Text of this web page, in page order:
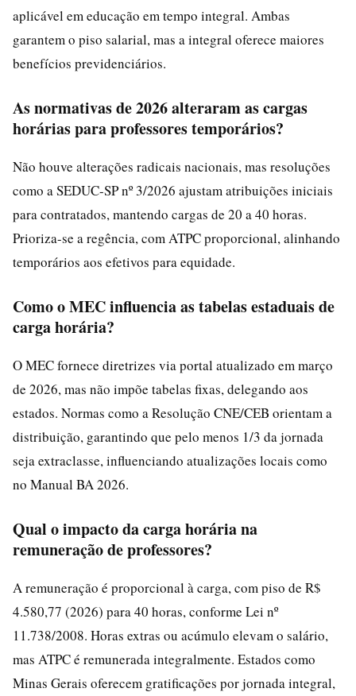
aplicável em educação em tempo integral. Ambas
garantem o piso salarial, mas a integral oferece maiores
benefícios previdenciários.
As normativas de 2026 alteraram as cargas
horárias para professores temporários?
Não houve alterações radicais nacionais, mas resoluções
como a SEDUC-SP nº 3/2026 ajustam atribuições iniciais
para contratados, mantendo cargas de 20 a 40 horas.
Prioriza-se a regência, com ATPC proporcional, alinhando
temporários aos efetivos para equidade.
Como o MEC influencia as tabelas estaduais de
carga horária?
O MEC fornece diretrizes via portal atualizado em março
de 2026, mas não impõe tabelas fixas, delegando aos
estados. Normas como a Resolução CNE/CEB orientam a
distribuição, garantindo que pelo menos 1/3 da jornada
seja extraclasse, influenciando atualizações locais como
no Manual BA 2026.
Qual o impacto da carga horária na
remuneração de professores?
A remuneração é proporcional à carga, com piso de R$
4.580,77 (2026) para 40 horas, conforme Lei nº
11.738/2008. Horas extras ou acúmulo elevam o salário,
mas ATPC é remunerada integralmente. Estados como
Minas Gerais oferecem gratificações por jornada integral,